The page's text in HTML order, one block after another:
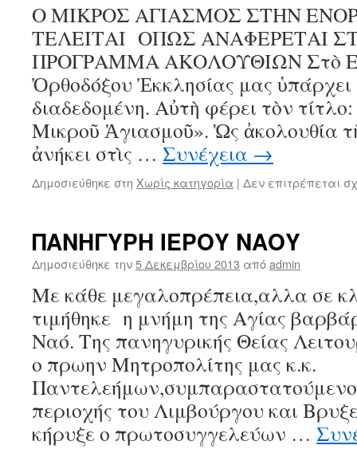
ΣΕΠΤΕΜΒΡΙΟΥ
2014
Ο ΜΙΚΡΟΣ ΑΓΙΑΣΜΟΣ ΣΤΗΝ
ΤΕΛΕΙΤΑΙ ΟΠΩΣ ΑΝΑΦΕΡΕΤΑΙ
ΠΡΟΓΡΑΜΜΑ ΑΚΟΛΟΥΘΙΩΝ Στὸ
Ὀρθοδόξου Ἐκκλησίας μας
διαδεδομένη. Αὐτὴ φέρει τὸν
Μικροῦ Ἁγιασμοῦ». Ὡς ἀκολουθία
ἀνήκει στὶς … Συνέχεια →
Δημοσιεύθηκε στη Χωρίς κατηγορία | Δεν επιτρέπεται
ΠΑΝΗΓΥΡΗ ΙΕΡΟΥ ΝΑΟΥ
Δημοσιεύθηκε την5 Δεκεμβρίου 2013 απόadmin
Με κάθε μεγαλοπρέπεια,αλλα σε
τιμήθηκε η μνήμη της Αγίας
Ναό. Της πανηγυρικής Θείας
ο πρωην Μητροπολίτης μας κ.κ.
περιοχής του Λιμβούργου και
κήρυξε ο πρωτοσυγγελεύων …